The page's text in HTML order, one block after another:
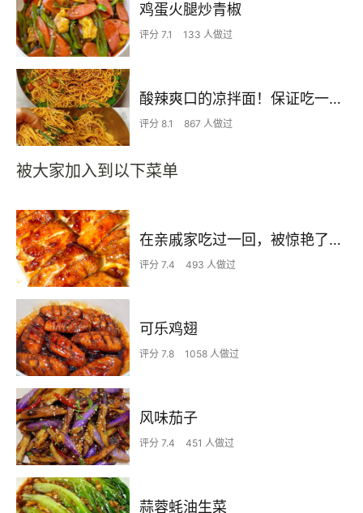
鸡蛋火腿炒青椒
评分 7.1 133 人做过
酸辣爽口的凉拌面！保证吃一次就上瘾
评分 8.1 867 人做过
被大家加入到以下菜单
在亲戚家吃过一回，被惊艳了…
评分 7.4 493 人做过
可乐鸡翅
评分 7.8 1058 人做过
风味茄子
评分 7.4 451 人做过
蒜蓉蚝油生菜